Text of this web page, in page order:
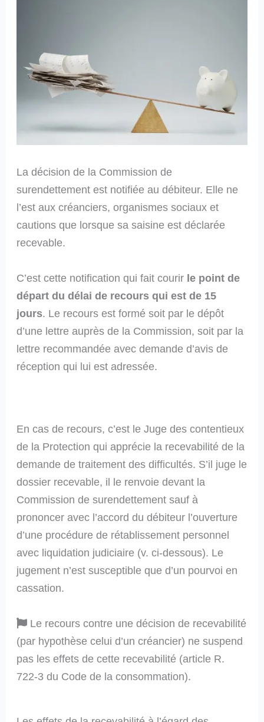
La décision de la Commission de
surendettement est notifiée au débiteur. Elle ne
l’est aux créanciers, organismes sociaux et
cautions que lorsque sa saisine est déclarée
recevable.
C’est cette notification qui fait courir le point de
départ du délai de recours qui est de 15
jours. Le recours est formé soit par le dépôt
d’une lettre auprès de la Commission, soit par la
lettre recommandée avec demande d’avis de
réception qui lui est adressée.
En cas de recours, c’est le Juge des contentieux
de la Protection qui apprécie la recevabilité de la
demande de traitement des difficultés. S’il juge le
dossier recevable, il le renvoie devant la
Commission de surendettement sauf à
prononcer avec l’accord du débiteur l’ouverture
d’une procédure de rétablissement personnel
avec liquidation judiciaire (v. ci-dessous). Le
jugement n’est susceptible que d’un pourvoi en
cassation.
Le recours contre une décision de recevabilité
(par hypothèse celui d’un créancier) ne suspend
pas les effets de cette recevabilité (article R.
722-3 du Code de la consommation).